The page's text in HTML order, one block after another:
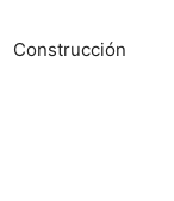
Construcción